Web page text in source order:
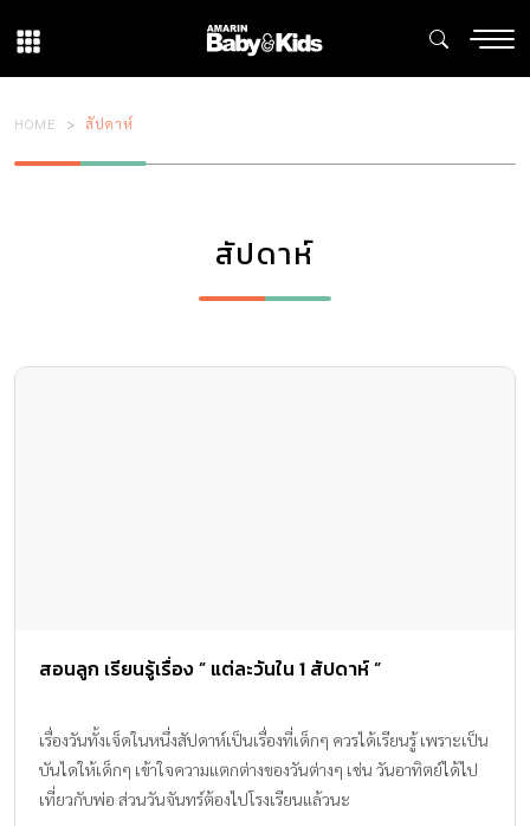
HOME สัปดาห์
สัปดาห์
สอนลูก เรียนรู้เรื่อง ” แต่ละวันใน 1 สัปดาห์ “
เรื่องวันทั้งเจ็ดในหนึ่งสัปดาห์เป็นเรื่องที่เด็กๆ ควรได้เรียนรู้ เพราะเป็น
บันไดให้เด็กๆ เข้าใจความแตกต่างของวันต่างๆ เช่น วันอาทิตย์ได้ไป
เที่ยวกับพ่อ ส่วนวันจันทร์ต้องไปโรงเรียนแล้วนะ